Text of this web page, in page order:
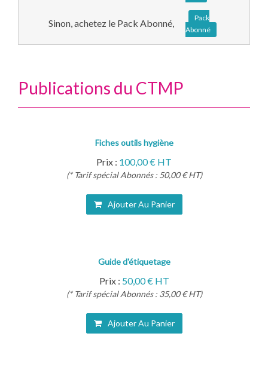
Sinon, achetez le Pack Abonné,
Pack
Abonné
Publications du CTMP
Fiches outils hygiène
Prix : 100,00 € HT
(* Tarif spécial Abonnés : 50,00 € HT)
Ajouter Au Panier
Guide d'étiquetage
Prix : 50,00 € HT
(* Tarif spécial Abonnés : 35,00 € HT)
Ajouter Au Panier